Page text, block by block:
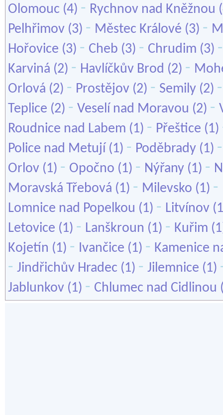
Olomouc (4) - Rychnov nad Kněžnou
Pelhřimov (3) - Městec Králové (3) -
Hořovice (3) - Cheb (3) - Chrudim (3)
Karviná (2) - Havlíčkův Brod (2) -
Orlová (2) - Prostějov (2) - Semily (2)
Teplice (2) - Veselí nad Moravou (2) -
Roudnice nad Labem (1) - Přeštice (1)
Police nad Metují (1) - Poděbrady (1)
Orlov (1) - Opočno (1) - Nýřany (1) -
Moravská Třebová (1) - Milevsko (1) -
Lomnice nad Popelkou (1) - Litvínov
Letovice (1) - Lanškroun (1) - Kuřim
Kojetín (1) - Ivančice (1) - Kamenice
- Jindřichův Hradec (1) - Jilemnice (1)
Jablunkov (1) - Chlumec nad Cidlinou